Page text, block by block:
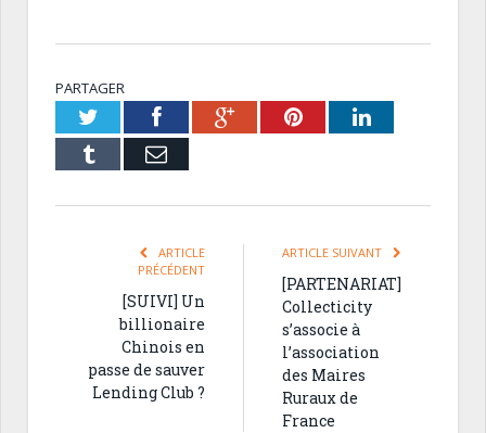
PARTAGER
TwitterFacebookGoogle+PinterestLinkedIn
Tumblr Email
ARTICLE
PRÉCÉDENT
[SUIVI] Un
billionaire
Chinois en
passe de sauver
Lending Club ?
ARTICLE SUIVANT
[PARTENARIAT]
Collecticity
s’associe à
l’association
des Maires
Ruraux de
France